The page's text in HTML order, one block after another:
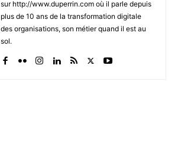
sur http://www.duperrin.com où il parle depuis
plus de 10 ans de la transformation digitale
des organisations, son métier quand il est au
sol.